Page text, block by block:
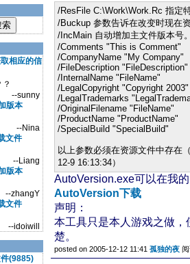
相应的信
--sunny
版本
--Nina
文件
--Liang
版本
--zhangY
文件
--idoiwill
(9885)
/ResFile C:\Work\Work.Rc 指定
/Buckup 参数告诉在改变时现在
/IncMain 自动增加主文件版本号
/Comments "This is Comment"
/CompanyName " My Company"
/FileDescription " FileDescription"
/ InternalName " FileName"
/LegalCopyright "Copyright 2003"
/LegalTrademarks "
/OriginalFilename " FileName"
/ProductName " ProductName"
/SpecialBuild "SpecialBuild"
以上参数必须在资源文件中存在
12-9 16:13:34）
AutoVersion.exe可以在我
AutoVersion下载
声明：
本工具只是本人游戏之做
楚。
posted on 2005-12-12 11:41 孤独的夜